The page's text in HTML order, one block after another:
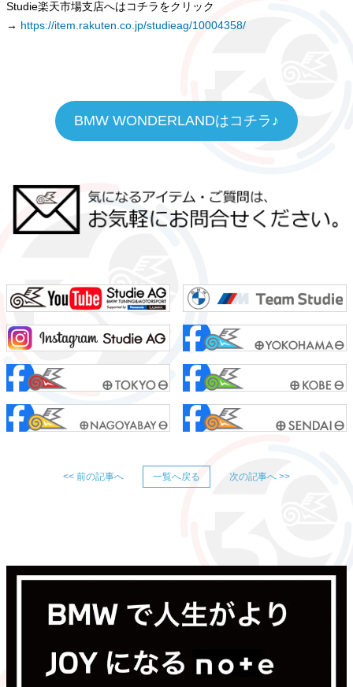
Studie楽天市場支店へはコチラをクリック
→ https://item.rakuten.co.jp/studieag/10004358/
BMW WONDERLANDはコチラ♪
<< 前の記事へ 一覧へ戻る 次の記事へ >>